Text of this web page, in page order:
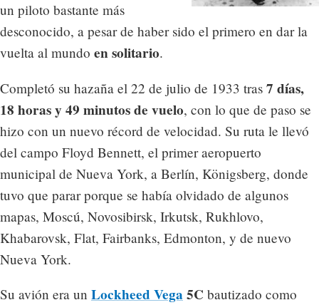
un piloto bastante más
desconocido, a pesar de haber sido el primero en dar la
vuelta al mundo en solitario.
Completó su hazaña el 22 de julio de 1933 tras 7 días,
18 horas y 49 minutos de vuelo, con lo que de paso se
hizo con un nuevo récord de velocidad. Su ruta le llevó
del campo Floyd Bennett, el primer aeropuerto
municipal de Nueva York, a Berlín, Königsberg, donde
tuvo que parar porque se había olvidado de algunos
mapas, Moscú, Novosibirsk, Irkutsk, Rukhlovo,
Khabarovsk, Flat, Fairbanks, Edmonton, y de nuevo
Nueva York.
Su avión era un Lockheed Vega5C bautizado como